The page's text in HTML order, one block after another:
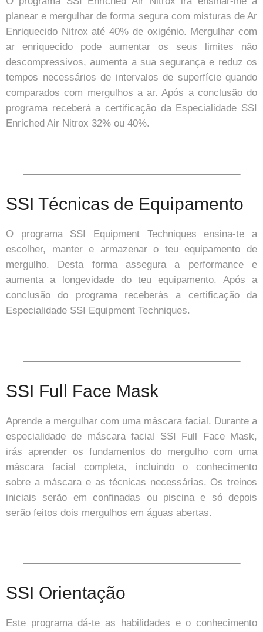
planear e mergulhar de forma segura com misturas de Ar
Enriquecido Nitrox até 40% de oxigénio. Mergulhar com
ar enriquecido pode aumentar os seus limites não
descompressivos, aumenta a sua segurança e reduz os
tempos necessários de intervalos de superfície quando
comparados com mergulhos a ar. Após a conclusão do
programa receberá a certificação da Especialidade SSI
Enriched Air Nitrox 32% ou 40%.
SSI Técnicas de Equipamento
O programa SSI Equipment Techniques ensina-te a
escolher, manter e armazenar o teu equipamento de
mergulho. Desta forma assegura a performance e
aumenta a longevidade do teu equipamento. Após a
conclusão do programa receberás a certificação da
Especialidade SSI Equipment Techniques.
SSI Full Face Mask
Aprende a mergulhar com uma máscara facial. Durante a
especialidade de máscara facial SSI Full Face Mask,
irás aprender os fundamentos do mergulho com uma
máscara facial completa, incluindo o conhecimento
sobre a máscara e as técnicas necessárias. Os treinos
iniciais serão em confinadas ou piscina e só depois
serão feitos dois mergulhos em águas abertas.
SSI Orientação
Este programa dá-te as habilidades e o conhecimento